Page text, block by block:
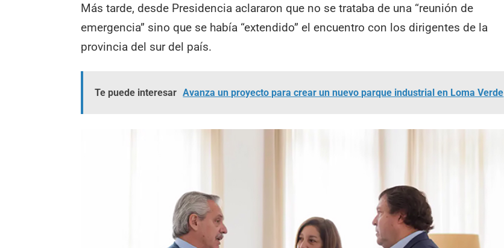
Más tarde, desde Presidencia aclararon que no se trataba de una “reunión de
emergencia” sino que se había “extendido” el encuentro con los dirigentes de la
provincia del sur del país.
Te puede interesar Avanza un proyecto para crear un nuevo parque industrial en Loma Verde